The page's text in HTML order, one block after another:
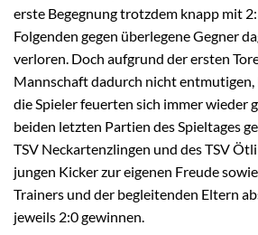
erste Begegnung trotzdem knapp mit
Folgenden gegen überlegene Gegner
verloren. Doch aufgrund der ersten
Mannschaft dadurch nicht entmutigen,
die Spieler feuerten sich immer wieder
beiden letzten Partien des Spieltages
TSV Neckartenzlingen und des TSV
jungen Kicker zur eigenen Freude
Trainers und der begleitenden Eltern
jeweils 2:0 gewinnen.